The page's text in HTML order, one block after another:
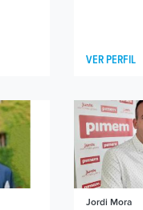
VER PERFIL
Jordi Mora